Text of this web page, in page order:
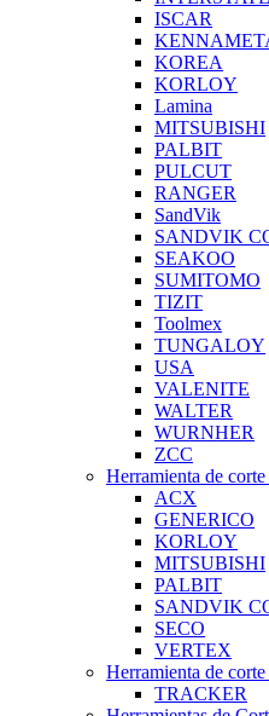
ISCAR
KOREA
KORLOY
Lamina
MITSUBISHI
PALBIT
PULCUT
RANGER
SandVik
SANDVIK
SEAKOO
SUMITOMO
TIZIT
Toolmex
TUNGALOY
USA
VALENITE
WALTER
WURNHER
ZCC
Herramienta de
ACX
GENERICO
KORLOY
MITSUBISHI
PALBIT
SANDVIK
SECO
VERTEX
Herramienta de
TRACKER